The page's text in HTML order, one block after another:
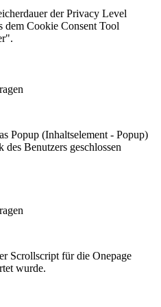
der Privacy Level
dem Cookie Consent Tool
Popup (Inhaltselement - Popup)
Benutzers geschlossen
Scrollscript für die Onepage
wurde.